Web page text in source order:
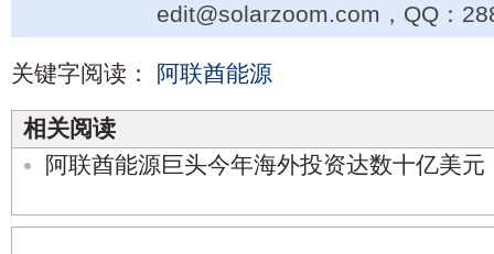
edit@solarzoom.com，QQ：
关键字阅读： 阿联酋能源
相关阅读
阿联酋能源巨头今年海外投资达数十亿美